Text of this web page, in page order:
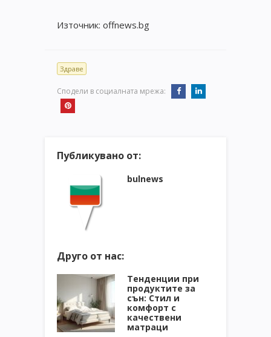
Източник: offnews.bg
Здраве
Сподели в социалната мрежа:
Публикувано от:
bulnews
Друго от нас:
Тенденции при
продуктите за
сън: Стил и
комфорт с
качествени
матраци